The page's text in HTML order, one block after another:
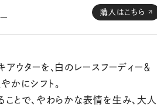
購入はこちら
アウターを、白のレースフーディー＆
かにシフト。
とで、やわらかな表情を生み、大人